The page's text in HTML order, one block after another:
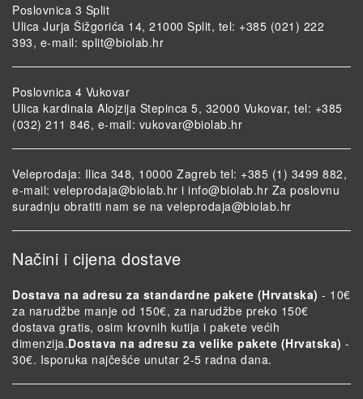
Poslovnica 3 Split
Ulica Jurja Šižgorića 14, 21000 Split, tel: +385 (021) 222
393, e-mail: split@biolab.hr
Poslovnica 4 Vukovar
Ulica kardinala Alojzija Stepinca 5, 32000 Vukovar, tel: +385
(032) 211 846, e-mail: vukovar@biolab.hr
Veleprodaja: Ilica 348, 10000 Zagreb tel: +385 (1) 3499 882,
e-mail: veleprodaja@biolab.hr i info@biolab.hr Za poslovnu
suradnju obratiti nam se na veleprodaja@biolab.hr
Načini i cijena dostave
Dostava na adresu za standardne pakete (Hrvatska) - 10€
za narudžbe manje od 150€, za narudžbe preko 150€
dostava gratis, osim krovnih kutija i pakete većih
dimenzija.Dostava na adresu za velike pakete (Hrvatska) -
30€. Isporuka najčešće unutar 2-5 radna dana.